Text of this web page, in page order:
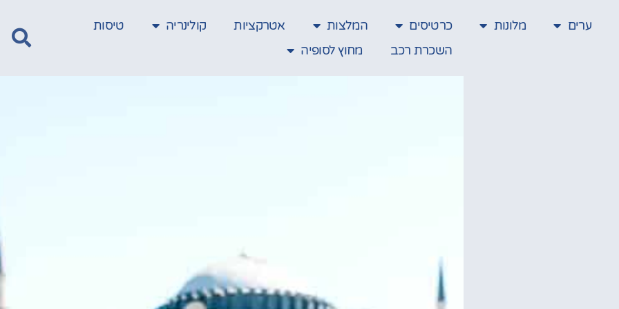
ערים מלונות כרטיסים המלצות אטרקציות קולינריה
טיסות
השכרת רכב
מחוץ לסופיה